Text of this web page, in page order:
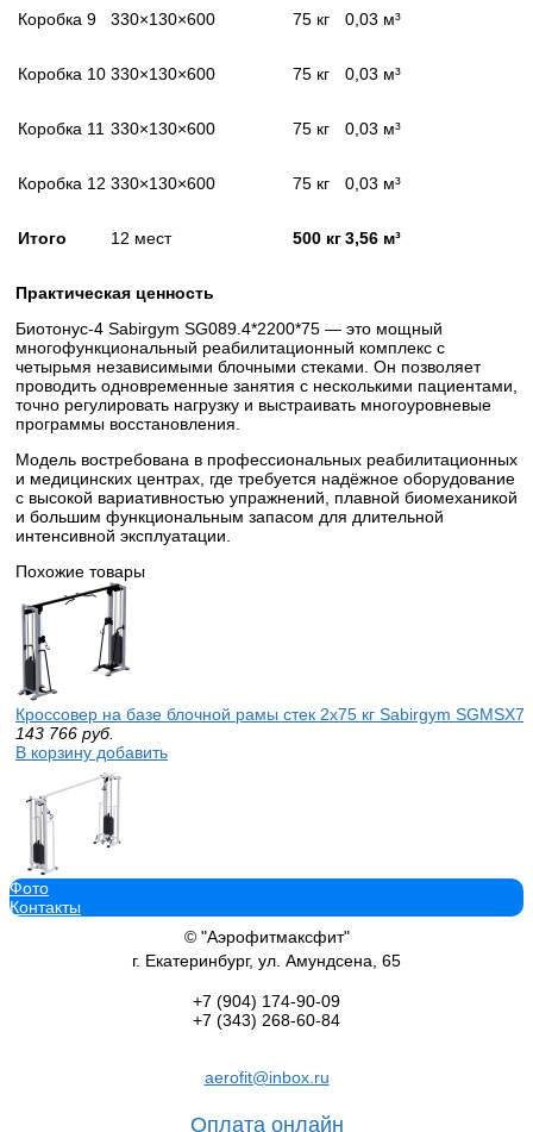
Коробка 9 330×130×600 75 кг 0,03 м³
Коробка 10 330×130×600 75 кг 0,03 м³
Коробка 11 330×130×600 75 кг 0,03 м³
Коробка 12 330×130×600 75 кг 0,03 м³
Итого 12 мест 500 кг3,56 м³
Практическая ценность
Биотонус-4 Sabirgym SG089.4*2200*75 — это мощный
многофункциональный реабилитационный комплекс с
четырьмя независимыми блочными стеками. Он позволяет
проводить одновременные занятия с несколькими пациентами,
точно регулировать нагрузку и выстраивать многоуровневые
программы восстановления.
Модель востребована в профессиональных реабилитационных
и медицинских центрах, где требуется надёжное оборудование
с высокой вариативностью упражнений, плавной биомеханикой
и большим функциональным запасом для длительной
интенсивной эксплуатации.
Похожие товары
Кроссовер на базе блочной рамы стек 2х75 кг Sabirgym
143 766 руб.
В корзину добавить
Кроссовер на базе блочной рамы и биотонуса стек 2х75 кг
SG079*2400*75 vasilgym
В корзину добавить
Фото
Контакты
© "Аэрофитмаксфит"
г. Екатеринбург, ул. Амундсена, 65
+7 (904) 174-90-09
+7 (343) 268-60-84
aerofit@inbox.ru
Оплата онлайн